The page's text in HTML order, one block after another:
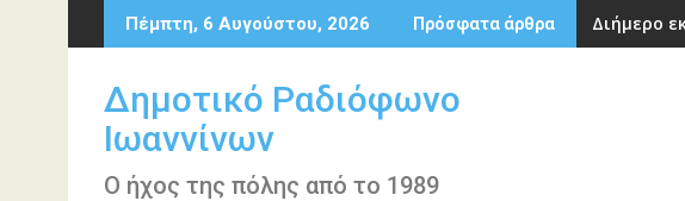
Περάστε
στο
Πέμπτη, 6 Αυγούστου, 2026 Πρόσφατα άρθρα Διήμερο
Δημοτικό Ραδιόφωνο
Ιωαννίνων
Ο ήχος της πόλης από το 1989